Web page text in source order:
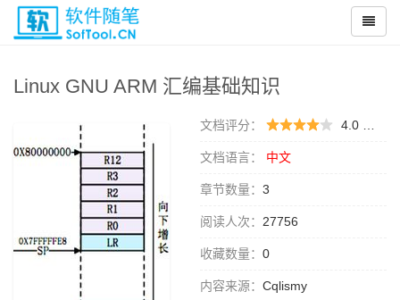
Linux GNU ARM 汇编基础知识
文档评分： 4.0 （
文档语言： 中文
章节数量： 3
阅读人次： 27756
收藏数量： 0
内容来源： Cqlismy